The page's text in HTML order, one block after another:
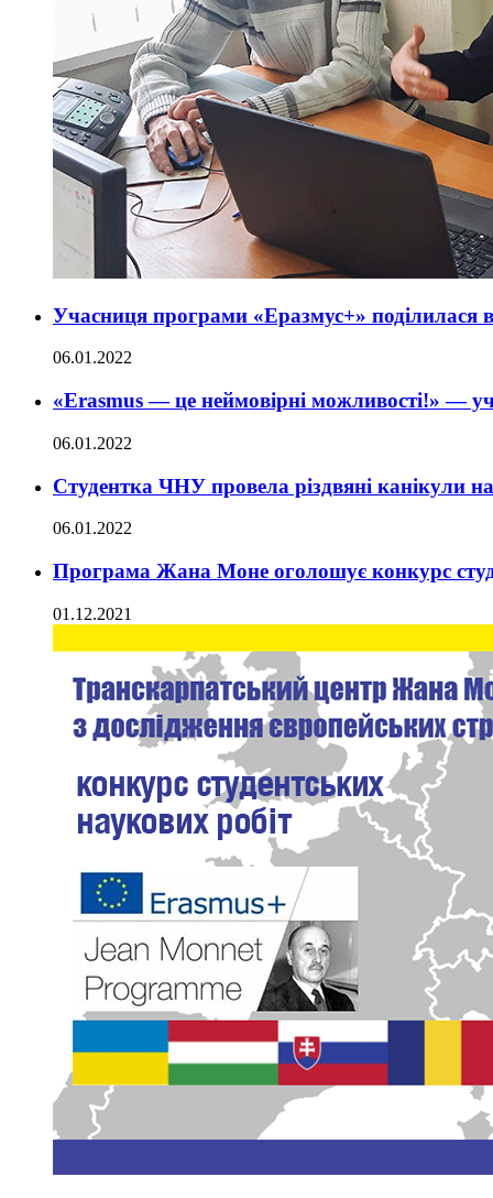
Учасниця програми «Еразмус+» поділилася
06.01.2022
«Erasmus — це неймовірні можливості!» —
06.01.2022
Студентка ЧНУ провела різдвяні канікули
06.01.2022
Програма Жана Моне оголошує конкурс
01.12.2021